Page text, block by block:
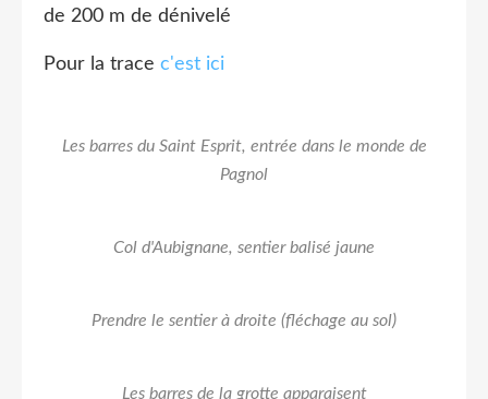
de 200 m de dénivelé
Pour la trace c'est ici
Les barres du Saint Esprit, entrée dans le monde de
Pagnol
Col d'Aubignane, sentier balisé jaune
Prendre le sentier à droite (fléchage au sol)
Les barres de la grotte apparaisent